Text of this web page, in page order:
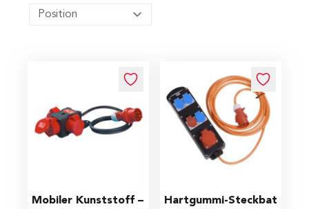
Mobiler Kunststoff –
Hartgummi-Steckbat